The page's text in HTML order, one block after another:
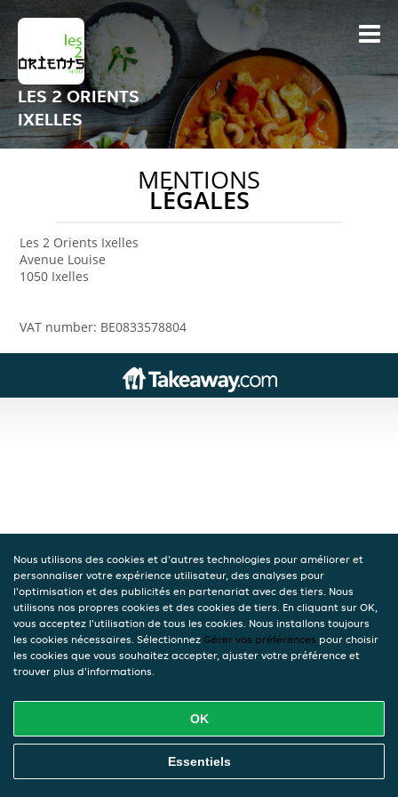
LES 2 ORIENTS
IXELLES
MENTIONS
LÉGALES
Les 2 Orients Ixelles
Avenue Louise
1050 Ixelles
VAT number: BE0833578804
Nous utilisons des cookies et d'autres technologies pour améliorer et
personnaliser votre expérience utilisateur, des analyses pour
l'optimisation et des publicités en partenariat avec des tiers. Nous
utilisons nos propres cookies et des cookies de tiers. En cliquant sur OK,
vous acceptez l'utilisation de tous les cookies. Nous installons toujours
les cookies nécessaires. Sélectionnez Gérer vos préférences pour choisir
les cookies que vous souhaitez accepter, ajuster votre préférence et
trouver plus d'informations.
OK
Essentiels